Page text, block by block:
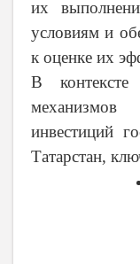
их
условиям и
к оценке их
В контексте
механизмов
инвестиций
Татарстан,